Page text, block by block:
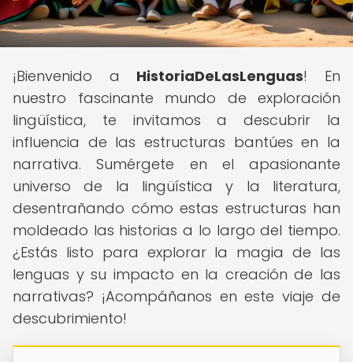
¡Bienvenido a HistoriaDeLasLenguas! En
nuestro fascinante mundo de exploración
lingüística, te invitamos a descubrir la
influencia de las estructuras bantúes en la
narrativa. Sumérgete en el apasionante
universo de la lingüística y la literatura,
desentrañando cómo estas estructuras han
moldeado las historias a lo largo del tiempo.
¿Estás listo para explorar la magia de las
lenguas y su impacto en la creación de las
narrativas? ¡Acompáñanos en este viaje de
descubrimiento!